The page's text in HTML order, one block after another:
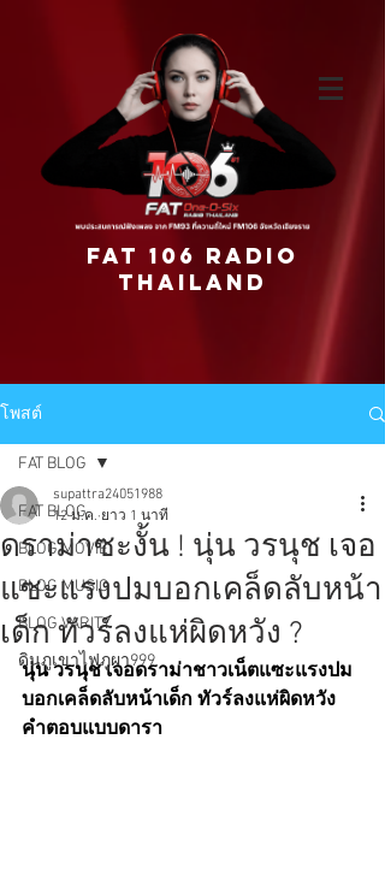
FAT 106 RADIO
THAILAND
โพสต์
FAT BLOG
BLOG MOVIE
BLOG MUSIC
BLOG VARITY
ดินภูเขาไฟภูผา999
FAT BLOG
ดราม่าซะงั้น ! นุ่น วรนุช เจอ
แซะแรงปมบอกเคล็ดลับหน้า
เด็ก ทัวร์ลงแห่ผิดหวัง ?
supattra24051988
12 ม.ค. ยาว 1 นาที
นุ่น วรนุช เจอดราม่าชาวเน็ตแซะแรงปม
บอกเคล็ดลับหน้าเด็ก ทัวร์ลงแห่ผิดหวัง
คำตอบแบบดารา